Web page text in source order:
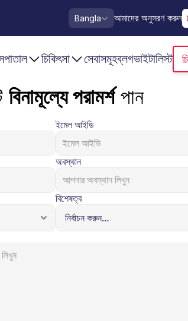
Select Language
Bangla আমাদের অনুসরণ করুন
চিকিৎসা সেবাসমূহব্লগভাইটালিস্ট
বিনামূল্যে পরামর্শ পান
ইমেল আইডি
অবস্থান
বিশেষত্ব